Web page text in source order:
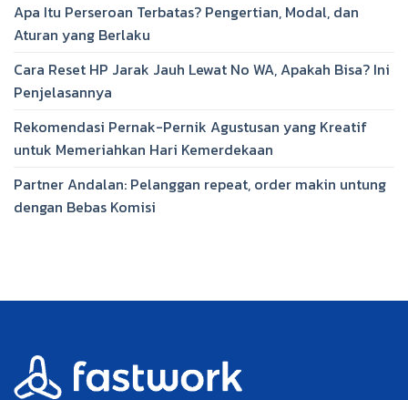
Apa Itu Perseroan Terbatas? Pengertian, Modal, dan
Aturan yang Berlaku
Cara Reset HP Jarak Jauh Lewat No WA, Apakah Bisa? Ini
Penjelasannya
Rekomendasi Pernak-Pernik Agustusan yang Kreatif
untuk Memeriahkan Hari Kemerdekaan
Partner Andalan: Pelanggan repeat, order makin untung
dengan Bebas Komisi